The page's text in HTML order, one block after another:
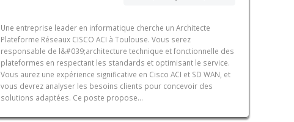
Une entreprise leader en informatique cherche un Architecte
Plateforme Réseaux CISCO ACI à Toulouse. Vous serez
responsable de l&#039;architecture technique et fonctionnelle des
plateformes en respectant les standards et optimisant le service.
Vous aurez une expérience significative en Cisco ACI et SD WAN, et
vous devrez analyser les besoins clients pour concevoir des
solutions adaptées. Ce poste propose...